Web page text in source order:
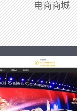
电商商城